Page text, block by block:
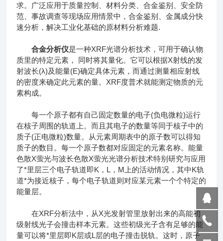
求。广泛应用于质量控制、材料分类、合金鉴别、安全防
范、事故调查等现场应用情景中，合金鉴别、金属成分快
速分析，解决工业化基础的原材料分析难题.
合金分析仪是一种XRF光谱分析技术，可用于确认物
质里的特定元素， 同时将其量化。它可以根据X射线的发
射波长(λ)及能量(E)确定具体元素，而通过测量相应射线
的密度来确定此元素的量。XRF度普术就能测定物质的元
素构成。
每一个原子都有自己固定数量的电子(负电微粒)运行
在核子周围的轨道上。而且其电子的数量等同于核子中的
质子(正电微粒)数量。从元素周期表中的原子数可以得知
质子的数目。每一个原子数都对应固定的元素名称。能量
色散X萤光与波长色散X萤光光谱分析技术特别研究与应用
了*里层三个电子轨道即K，L，M上的活动情况，其中K轨
道*为接近核子，每个电子轨道则对应某元素一个个特定的
能量层。
在XRF分析法中，从X光发射管里放射出来的高能初
级射线光子会撞击样本元素。这些初级光子含有足够的能
量可以将*里层即K层或L层的电子撞击脱轨。这时，原子